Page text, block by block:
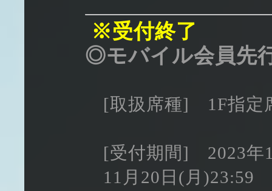
※受付終了
◎モバイル会員先
[取扱席種] 1F指定
[受付期間] 2023年
11月20日(月)23:59